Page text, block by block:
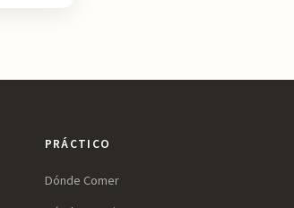
PRÁCTICO
Dónde Comer